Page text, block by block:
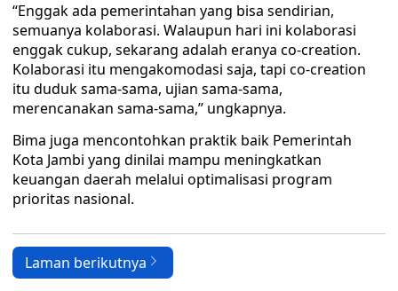
“Enggak ada pemerintahan yang bisa sendirian,
semuanya kolaborasi. Walaupun hari ini kolaborasi
enggak cukup, sekarang adalah eranya co-creation.
Kolaborasi itu mengakomodasi saja, tapi co-creation
itu duduk sama-sama, ujian sama-sama,
merencanakan sama-sama,” ungkapnya.
Bima juga mencontohkan praktik baik Pemerintah
Kota Jambi yang dinilai mampu meningkatkan
keuangan daerah melalui optimalisasi program
prioritas nasional.
Laman berikutnya